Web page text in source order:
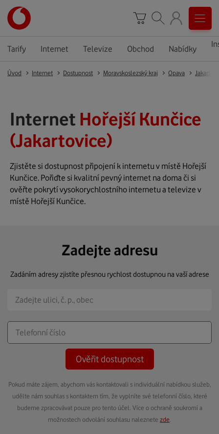
Tarify Internet Televize Obchod Nabídky
Úvod Internet Dostupnost Moravskoslezský kraj Opava
Internet Hořejší Kunčice
(Jakartovice)
Zjistěte si dostupnost připojení k internetu v místě Hořejší
Kunčice. Pořiďte si kvalitní pevný internet na doma či si
ověřte pokrytí vysokorychlostního internetu a televize v
místě Hořejší Kunčice.
Zadejte adresu
Zadáním adresy zjistíte přesnou rychlost dostupnou na vaší adrese
Ověřit dostupnost
Pokud máte zájem, abychom vás kontaktovali s individuální nabídkou služeb,
udělte nám souhlas s kontaktem tím, že vyplníte své telefonní číslo, které
budeme zpracovávat pouze pro tento účel. Více o ochraně soukromí a
možnostech odvolání souhlasu naleznete zde